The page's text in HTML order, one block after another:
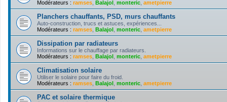
Modérateurs : ramses Balajol monteric ametpierre
Planchers chauffants, PSD, murs chauffants
Auto-construction, trucs et astuces, expériences...
Modérateurs : ramses Balajol monteric ametpierre
Dissipation par radiateurs
Informations sur le chauffage par radiateurs.
Modérateurs : ramses Balajol monteric ametpierre
Climatisation solaire
Utiliser le solaire pour faire du froid.
Modérateurs : ramses Balajol monteric ametpierre
PAC et solaire thermique